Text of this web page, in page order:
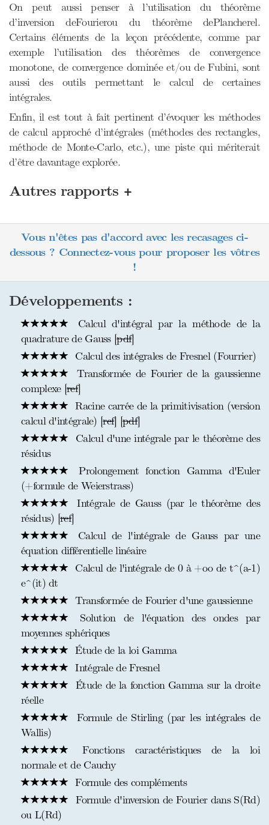
On peut aussi penser à l’utilisation du théorème
d’inversion deFourierou du théorème dePlancherel.
Certains éléments de la leçon précédente, comme par
exemple l’utilisation des théorèmes de convergence
monotone, de convergence dominée et/ou de Fubini, sont
aussi des outils permettant le calcul de certaines
intégrales.
Enfin, il est tout à fait pertinent d’évoquer les méthodes
de calcul approché d’intégrales (méthodes des rectangles,
méthode de Monte-Carlo, etc.), une piste qui mériterait
d’être davantage explorée.
Autres rapports +
Vous n'êtes pas d'accord avec les recasages ci-
dessous ? Connectez-vous pour proposer les vôtres
!
Développements :
Calcul d'intégral par la méthode de la
quadrature de Gauss [pdf]
Calcul des intégrales de Fresnel (Fourrier)
Transformée de Fourier de la gaussienne
complexe [ref]
Racine carrée de la primitivisation (version
calcul d'intégrale) [ref] [pdf]
Calcul d'une intégrale par le théorème des
résidus
Prolongement fonction Gamma d'Euler
(+formule de Weierstrass)
Intégrale de Gauss (par le théorème des
résidus) [ref]
Calcul de l'intégrale de Gauss par une
équation différentielle linéaire
Calcul de l'intégrale de 0 à +oo de t^(a-1)
e^(it) dt
Transformée de Fourier d'une gaussienne
Solution de l'équation des ondes par
moyennes sphériques
Étude de la loi Gamma
Intégrale de Fresnel
Étude de la fonction Gamma sur la droite
réelle
Formule de Stirling (par les intégrales de
Wallis)
Fonctions caractéristiques de la loi
normale et de Cauchy
Formule des compléments
Formule d'inversion de Fourier dans S(Rd)
ou L(Rd)